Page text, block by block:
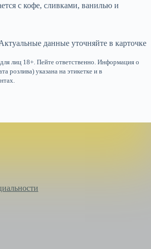
с кофе, сливками, ванилью и
данные уточняйте в карточке
лиц 18+. Пейте ответственно. Информация о
розлива) указана на этикетке и в